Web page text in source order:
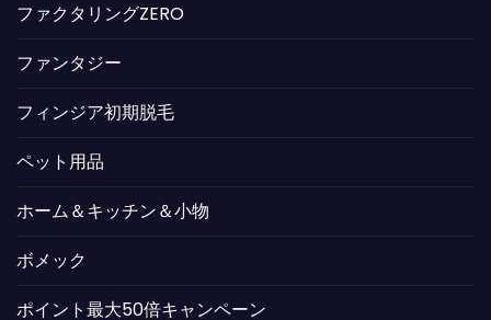
ファクタリングZERO
ファンタジー
フィンジア初期脱毛
ペット用品
ホーム＆キッチン＆小物
ボメック
ポイント最大50倍キャンペーン